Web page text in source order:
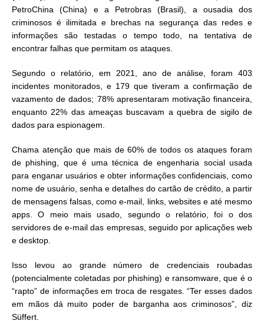
PetroChina (China) e a Petrobras (Brasil), a ousadia dos
criminosos é ilimitada e brechas na segurança das redes e
informações são testadas o tempo todo, na tentativa de
encontrar falhas que permitam os ataques.
Segundo o relatório, em 2021, ano de análise, foram 403
incidentes monitorados, e 179 que tiveram a confirmação de
vazamento de dados; 78% apresentaram motivação financeira,
enquanto 22% das ameaças buscavam a quebra de sigilo de
dados para espionagem.
Chama atenção que mais de 60% de todos os ataques foram
de phishing, que é uma técnica de engenharia social usada
para enganar usuários e obter informações confidenciais, como
nome de usuário, senha e detalhes do cartão de crédito, a partir
de mensagens falsas, como e-mail, links, websites e até mesmo
apps. O meio mais usado, segundo o relatório, foi o dos
servidores de e-mail das empresas, seguido por aplicações web
e desktop.
Isso levou ao grande número de credenciais roubadas
(potencialmente coletadas por phishing) e ransomware, que é o
“rapto” de informações em troca de resgates. “Ter esses dados
em mãos dá muito poder de barganha aos criminosos”, diz
Süffert.